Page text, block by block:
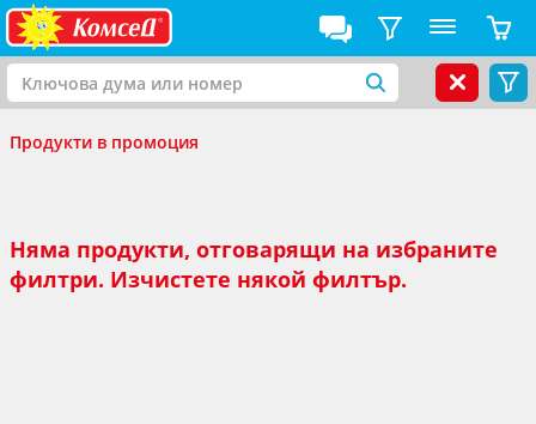
Продукти в промоция
Няма продукти, отговарящи на избраните
филтри. Изчистете някой филтър.